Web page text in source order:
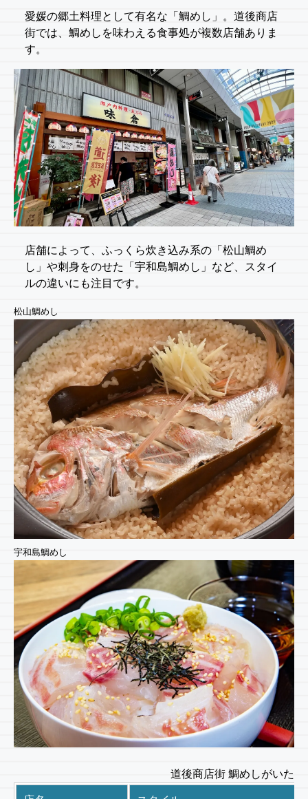
愛媛の郷土料理として有名な「鯛めし」。道後商店
街では、鯛めしを味わえる食事処が複数店舗ありま
す。
店舗によって、ふっくら炊き込み系の「松山鯛め
し」や刺身をのせた「宇和島鯛めし」など、スタイ
ルの違いにも注目です。
松山鯛めし
宇和島鯛めし
道後商店街 鯛めしがいた